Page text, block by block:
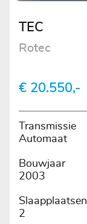
TEC
Rotec
€ 20.550,-
Transmissie
Automaat
Bouwjaar
2003
Slaapplaatsen
2